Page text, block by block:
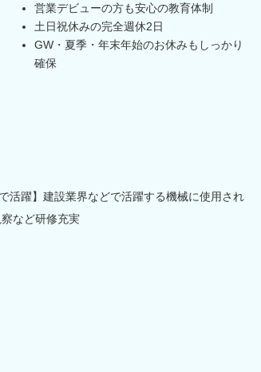
営業デビューの方も安心の教育体制
土日祝休みの完全週休2日
GW・夏季・年末年始のお休みもしっかり
確保
活躍】建設業界などで活躍する機械に使用され
など研修充実